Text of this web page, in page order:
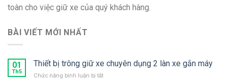
toàn cho việc giữ xe của quý khách hàng.
BÀI VIẾT MỚI NHẤT
01
Th5
Thiết bị trông giữ xe chuyên dụng 2 làn xe gắn máy
Chức năng bình luận bị tắtở